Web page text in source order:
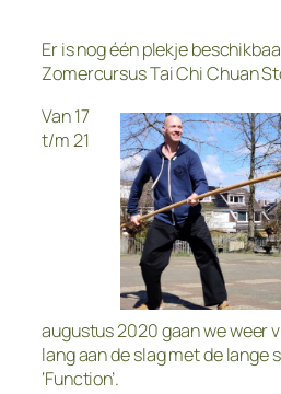
Er is nog één plekje
Zomercursus Tai Chi Chuan
Van 17
t/m 21
augustus 2020 gaan we weer
lang aan de slag met de lange
‘Function’.